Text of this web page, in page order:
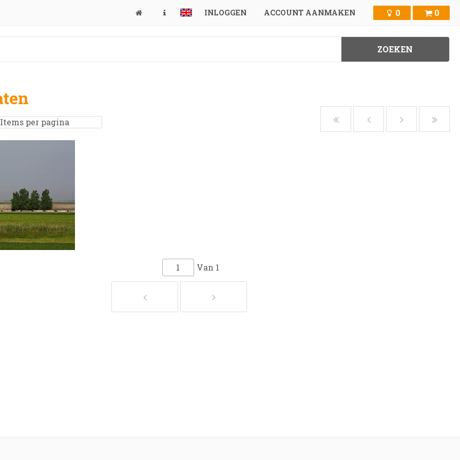
INLOGGEN ACCOUNT AANMAKEN 0 0
Van 1